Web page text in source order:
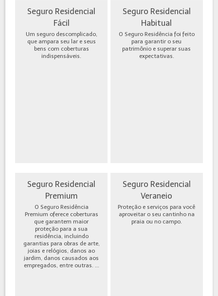
Seguro Residencial
Fácil
Um seguro descomplicado,
que ampara seu lar e seus
bens com coberturas
indispensáveis.
Seguro Residencial
Habitual
O Seguro Residência foi feito
para garantir o seu
patrimônio e superar suas
expectativas.
Seguro Residencial
Premium
O Seguro Residência
Premium oferece coberturas
que garantem maior
proteção para a sua
residência, incluindo
garantias para obras de arte,
joias e relógios, danos ao
jardim, danos causados aos
empregados, entre outras. ...
Seguro Residencial
Veraneio
Proteção e serviços para você
aproveitar o seu cantinho na
praia ou no campo.